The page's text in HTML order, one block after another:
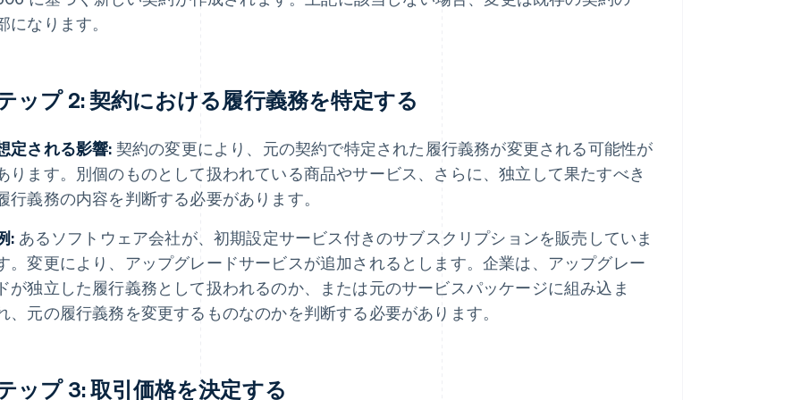
になります。
ップ 2: 契約における履行義務を特定する
定される影響: 契約の変更により、元の契約で特定された履行義務が変更される可能性が
ります。別個のものとして扱われている商品やサービス、さらに、独立して果たすべき
行義務の内容を判断する必要があります。
: あるソフトウェア会社が、初期設定サービス付きのサブスクリプションを販売していま
。変更により、アップグレードサービスが追加されるとします。企業は、アップグレー
が独立した履行義務として扱われるのか、または元のサービスパッケージに組み込ま
、元の履行義務を変更するものなのかを判断する必要があります。
ップ 3: 取引価格を決定する